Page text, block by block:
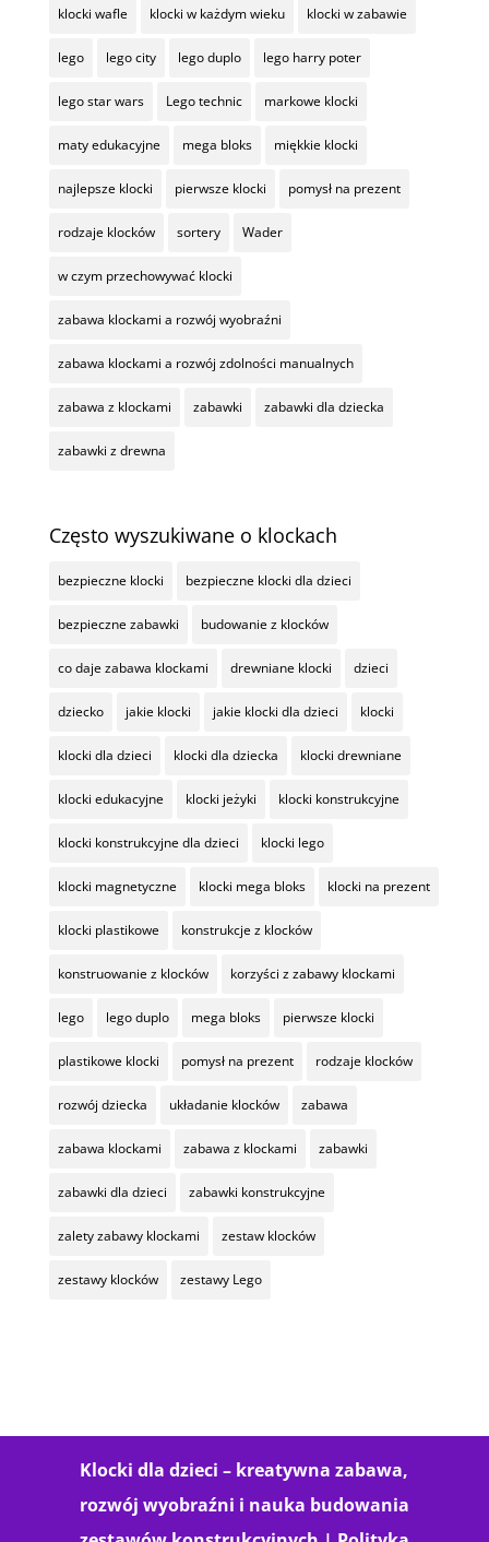
klocki wafle klocki w każdym wieku klocki w zabawie
lego lego city lego duplo lego harry poter
lego star wars Lego technic markowe klocki
maty edukacyjne mega bloks miękkie klocki
najlepsze klocki pierwsze klocki pomysł na prezent
rodzaje klocków sortery Wader
w czym przechowywać klocki
zabawa klockami a rozwój wyobraźni
zabawa klockami a rozwój zdolności manualnych
zabawa z klockami zabawki zabawki dla dziecka
zabawki z drewna
Często wyszukiwane o klockach
bezpieczne klocki bezpieczne klocki dla dzieci
bezpieczne zabawki budowanie z klocków
co daje zabawa klockami drewniane klocki dzieci
dziecko jakie klocki jakie klocki dla dzieci klocki
klocki dla dzieci klocki dla dziecka klocki drewniane
klocki edukacyjne klocki jeżyki klocki konstrukcyjne
klocki konstrukcyjne dla dzieci klocki lego
klocki magnetyczne klocki mega bloks klocki na prezent
klocki plastikowe konstrukcje z klocków
konstruowanie z klocków korzyści z zabawy klockami
lego lego duplo mega bloks pierwsze klocki
plastikowe klocki pomysł na prezent rodzaje klocków
rozwój dziecka układanie klocków zabawa
zabawa klockami zabawa z klockami zabawki
zabawki dla dzieci zabawki konstrukcyjne
zalety zabawy klockami zestaw klocków
zestawy klocków zestawy Lego
Klocki dla dzieci – kreatywna zabawa,
rozwój wyobraźni i nauka budowania